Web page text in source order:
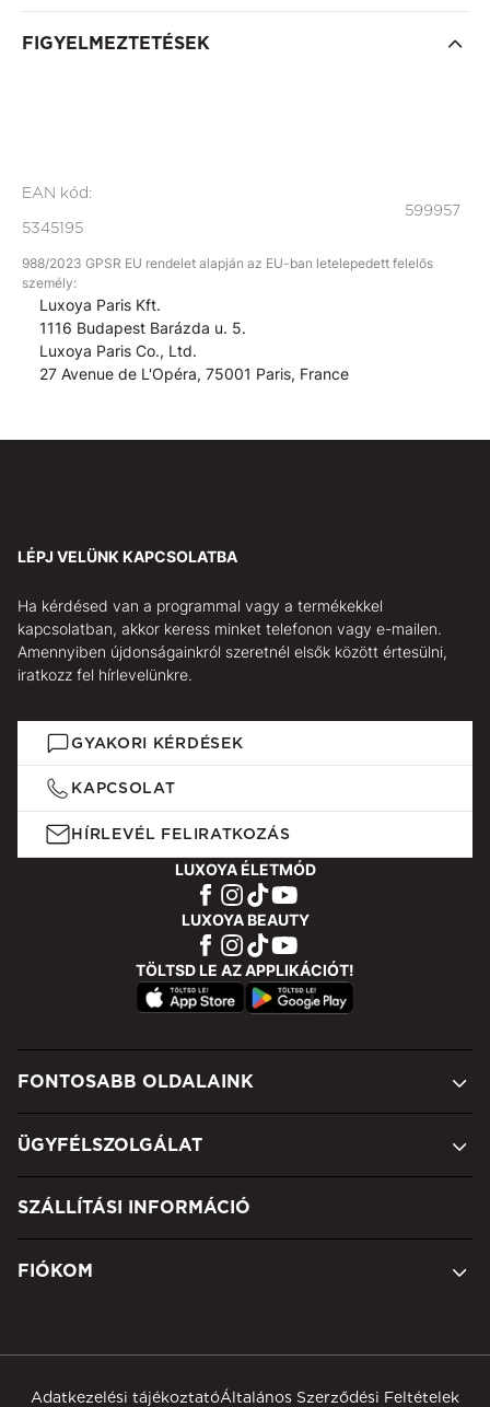
FIGYELMEZTETÉSEK
EAN kód:
599957
5345195
988/2023 GPSR EU rendelet alapján az EU-ban letelepedett felelős
személy:
Luxoya Paris Kft.
1116 Budapest Barázda u. 5.
Luxoya Paris Co., Ltd.
27 Avenue de L'Opéra, 75001 Paris, France
LÉPJ VELÜNK KAPCSOLATBA
Ha kérdésed van a programmal vagy a termékekkel
kapcsolatban, akkor keress minket telefonon vagy e-mailen.
Amennyiben újdonságainkról szeretnél elsők között értesülni,
iratkozz fel hírlevelünkre.
GYAKORI KÉRDÉSEK
KAPCSOLAT
HÍRLEVÉL FELIRATKOZÁS
LUXOYA ÉLETMÓD
LUXOYA BEAUTY
TÖLTSD LE AZ APPLIKÁCIÓT!
FONTOSABB OLDALAINK
ÜGYFÉLSZOLGÁLAT
SZÁLLÍTÁSI INFORMÁCIÓ
FIÓKOM
Adatkezelési tájékoztatóÁltalános Szerződési Feltételek